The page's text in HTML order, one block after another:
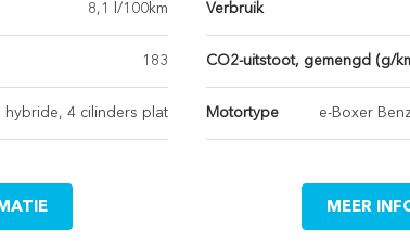
8,1 l/100km
183
hybride, 4 cilinders plat
Verbruik
CO2-uitstoot, gemengd (g/
Motortype e-Boxer
MEER